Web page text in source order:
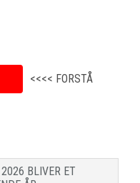
<<<< FORSTÅ
BLIVER ET